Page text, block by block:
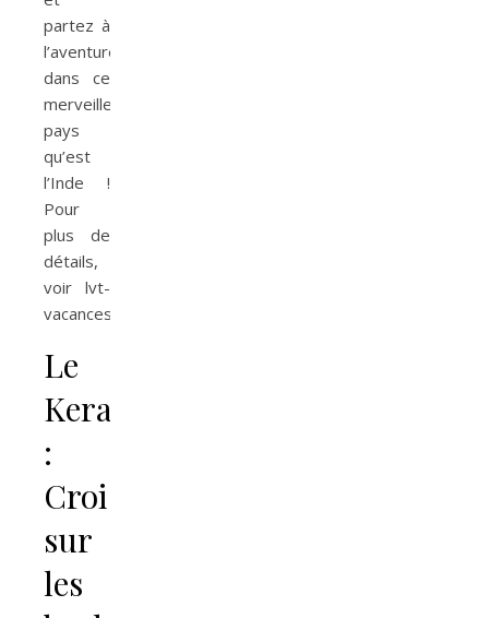
partez à
l’aventure
dans ce
merveilleux
pays
qu’est
l’Inde !
Pour
plus de
détails,
voir lvt-
vacances.com
Le
Kerala
:
Croisières
sur
les